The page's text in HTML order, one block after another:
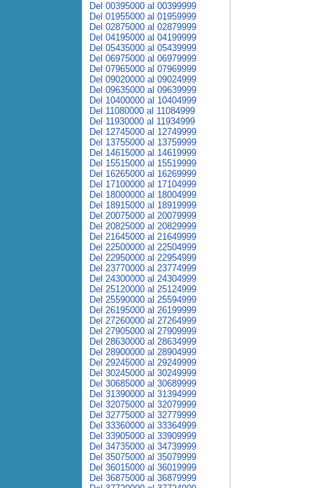
Del 00395000 al 00399999
Del 01955000 al 01959999
Del 02875000 al 02879999
Del 04195000 al 04199999
Del 05435000 al 05439999
Del 06975000 al 06979999
Del 07965000 al 07969999
Del 09020000 al 09024999
Del 09635000 al 09639999
Del 10400000 al 10404999
Del 11080000 al 11084999
Del 11930000 al 11934999
Del 12745000 al 12749999
Del 13755000 al 13759999
Del 14615000 al 14619999
Del 15515000 al 15519999
Del 16265000 al 16269999
Del 17100000 al 17104999
Del 18000000 al 18004999
Del 18915000 al 18919999
Del 20075000 al 20079999
Del 20825000 al 20829999
Del 21645000 al 21649999
Del 22500000 al 22504999
Del 22950000 al 22954999
Del 23770000 al 23774999
Del 24300000 al 24304999
Del 25120000 al 25124999
Del 25590000 al 25594999
Del 26195000 al 26199999
Del 27260000 al 27264999
Del 27905000 al 27909999
Del 28630000 al 28634999
Del 28900000 al 28904999
Del 29245000 al 29249999
Del 30245000 al 30249999
Del 30685000 al 30689999
Del 31390000 al 31394999
Del 32075000 al 32079999
Del 32775000 al 32779999
Del 33360000 al 33364999
Del 33905000 al 33909999
Del 34735000 al 34739999
Del 35075000 al 35079999
Del 36015000 al 36019999
Del 36875000 al 36879999